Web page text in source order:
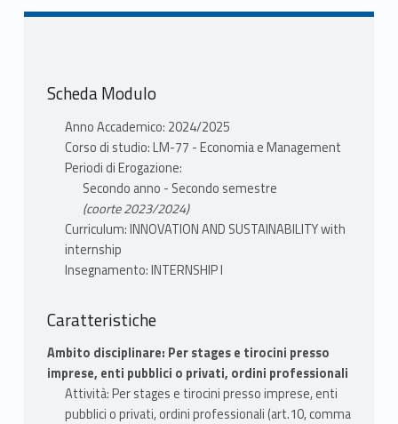
Scheda Modulo
Anno Accademico: 2024/2025
Corso di studio: LM-77 - Economia e Management
Periodi di Erogazione:
Secondo anno - Secondo semestre
(coorte 2023/2024)
Curriculum: INNOVATION AND SUSTAINABILITY with
internship
Insegnamento: INTERNSHIP I
Caratteristiche
Ambito disciplinare: Per stages e tirocini presso
imprese, enti pubblici o privati, ordini professionali
Attività: Per stages e tirocini presso imprese, enti
pubblici o privati, ordini professionali (art.10, comma